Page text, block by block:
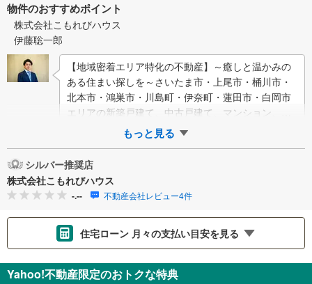
物件のおすすめポイント
株式会社こもれびハウス
伊藤聡一郎
【地域密着エリア特化の不動産】～癒しと温かみの
ある住まい探しを～さいたま市・上尾市・桶川市・
北本市・鴻巣市・川島町・伊奈町・蓮田市・白岡市
エリアの新築戸建て、中古戸建て、マンション、土
地などの取り扱いに特化しております！【Komo…
もっと見る
シルバー推奨店
株式会社こもれびハウス
-.-- 不動産会社レビュー4件
住宅ローン 月々の支払い目安を見る
Yahoo!不動産限定のおトクな特典